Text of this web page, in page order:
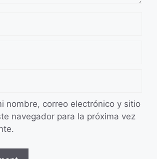
nombre, correo electrónico y sitio
navegador para la próxima vez